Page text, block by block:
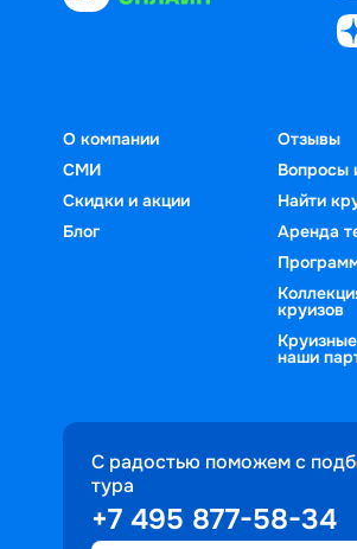
О компании
СМИ
Скидки и акции
Блог
Отзывы
Вопросы
Найти
Аренда
круизов
наши
С радостью поможем с
тура
+7 495 877-58-34